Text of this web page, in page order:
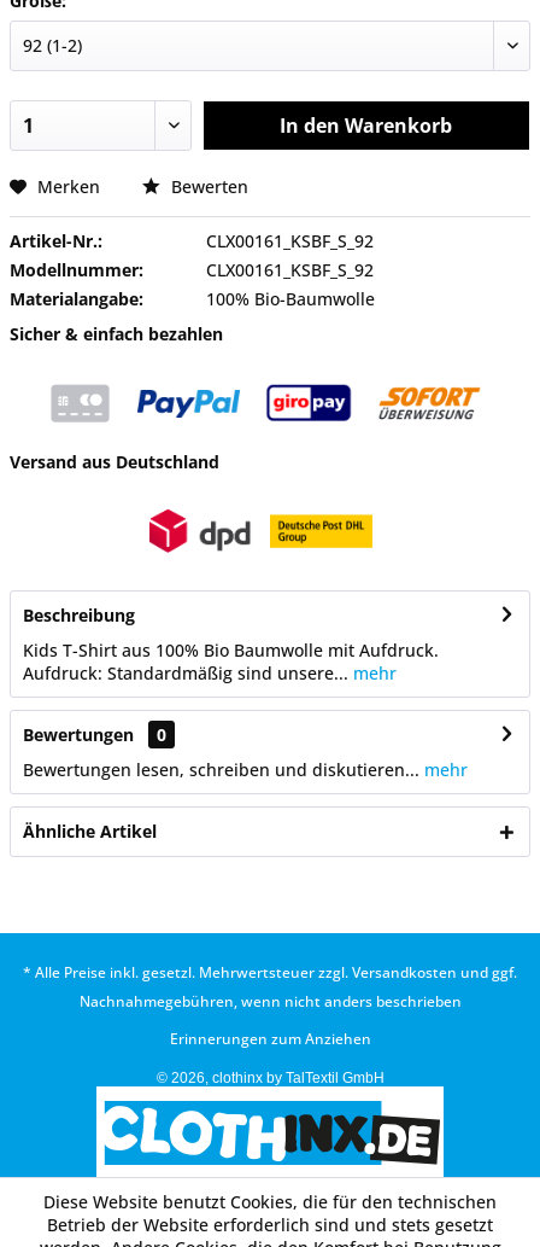
In den Warenkorb
Merken Bewerten
Artikel-Nr.:
CLX00161_KSBF_S_92
Modellnummer:
CLX00161_KSBF_S_92
Materialangabe:
100% Bio-Baumwolle
Sicher & einfach bezahlen
Versand aus Deutschland
Beschreibung
Kids T-Shirt aus 100% Bio Baumwolle mit Aufdruck.
Aufdruck: Standardmäßig sind unsere... mehr
Bewertungen
0
Bewertungen lesen, schreiben und diskutieren... mehr
Ähnliche Artikel
* Alle Preise inkl. gesetzl. Mehrwertsteuer zzgl.Versandkosten und ggf.
Nachnahmegebühren, wenn nicht anders beschrieben
Erinnerungen zum Anziehen
© 2026, clothinx by TalTextil GmbH
Diese Website benutzt Cookies, die für den technischen
Betrieb der Website erforderlich sind und stets gesetzt